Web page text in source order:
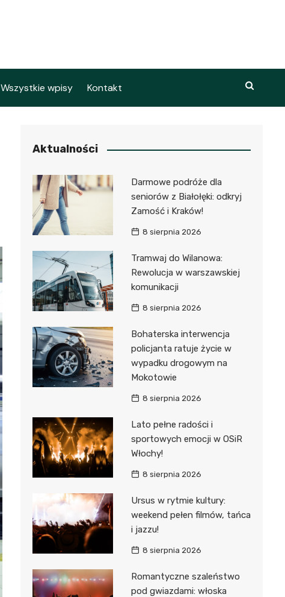
Wszystkie wpisy Kontakt
Aktualności
Darmowe podróże dla
seniorów z Białołęki: odkryj
Zamość i Kraków!
8 sierpnia 2026
Tramwaj do Wilanowa:
Rewolucja w warszawskiej
komunikacji
8 sierpnia 2026
Bohaterska interwencja
policjanta ratuje życie w
wypadku drogowym na
Mokotowie
8 sierpnia 2026
Lato pełne radości i
sportowych emocji w OSiR
Włochy!
8 sierpnia 2026
Ursus w rytmie kultury:
weekend pełen filmów, tańca
i jazzu!
8 sierpnia 2026
Romantyczne szaleństwo
pod gwiazdami: włoska